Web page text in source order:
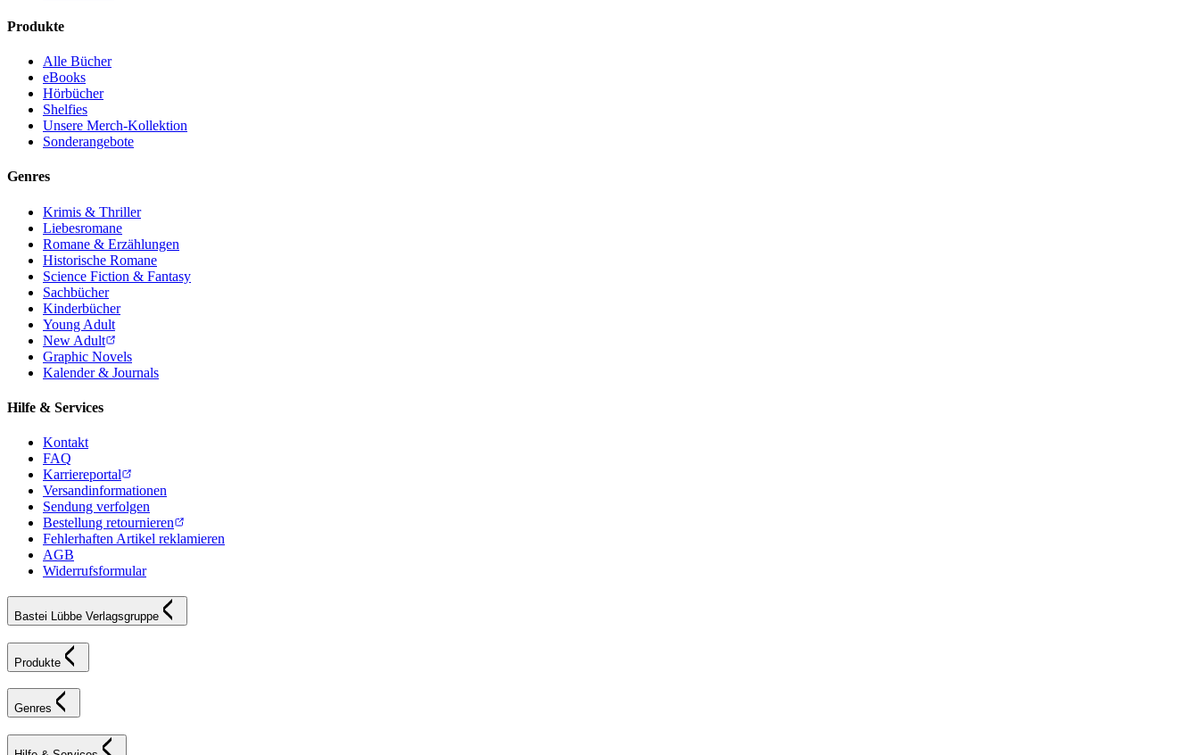
Produkte
Alle Bücher
eBooks
Hörbücher
Shelfies
Unsere Merch-Kollektion
Sonderangebote
Genres
Krimis & Thriller
Liebesromane
Romane & Erzählungen
Historische Romane
Science Fiction & Fantasy
Sachbücher
Kinderbücher
Young Adult
New Adult
Graphic Novels
Kalender & Journals
Hilfe & Services
Kontakt
FAQ
Karriereportal
Versandinformationen
Sendung verfolgen
Bestellung retournieren
Fehlerhaften Artikel reklamieren
AGB
Widerrufsformular
Bastei Lübbe Verlagsgruppe
Produkte
Genres